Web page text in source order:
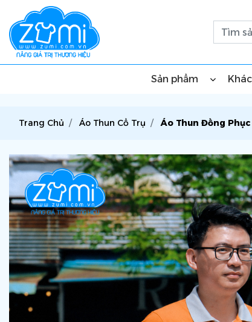
Sản phẩm
Trang Chủ Áo Thun Cổ Trụ Áo Thun Đồng